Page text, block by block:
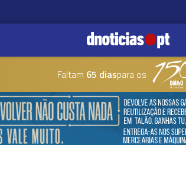
Faltam 65 diaspara os